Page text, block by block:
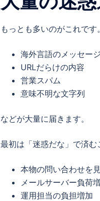
もっとも多いのがこれです。
海外言語のメッセージ
URLだらけの内容
営業スパム
意味不明な文字列
などが大量に届きます。
最初は「迷惑だな」で済む
本物の問い合わせを
メールサーバー負荷
運用担当の負担増加